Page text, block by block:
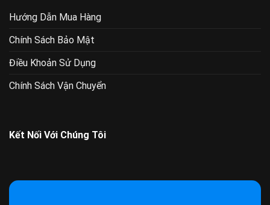
Hướng Dẫn Mua Hàng
Chính Sách Bảo Mật
Điều Khoản Sử Dụng
Chính Sách Vận Chuyển
Kết Nối Với Chúng Tôi